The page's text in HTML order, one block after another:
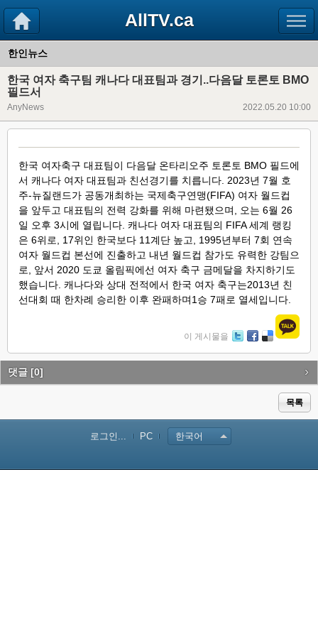
AllTV.ca
한인뉴스
한국 여자 축구팀 캐나다 대표팀과 경기..다음달 토론토 BMO
필드서
AnyNews 2022.05.20 10:00
한국 여자축구 대표팀이 다음달 온타리오주 토론토 BMO 필드에
서 캐나다 여자 대표팀과 친선경기를 치릅니다. 2023년 7월 호
주-뉴질랜드가 공동개최하는 국제축구연맹(FIFA) 여자 월드컵
을 앞두고 대표팀의 전력 강화를 위해 마련됐으며, 오는 6월 26
일 오후 3시에 열립니다. 캐나다 여자 대표팀의 FIFA 세계 랭킹
은 6위로, 17위인 한국보다 11계단 높고, 1995년부터 7회 연속
여자 월드컵 본선에 진출하고 내년 월드컵 참가도 유력한 강팀으
로, 앞서 2020 도쿄 올림픽에선 여자 축구 금메달을 차지하기도
했습니다. 캐나다와 상대 전적에서 한국 여자 축구는2013년 친
선대회 때 한차례 승리한 이후 완패하며1승 7패로 열세입니다.
이 게시물을
itte ce lici
댓글 [0]
목록
로그인... PC 한국어